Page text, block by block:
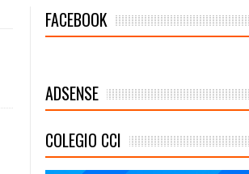
FACEBOOK
ADSENSE
COLEGIO CCI